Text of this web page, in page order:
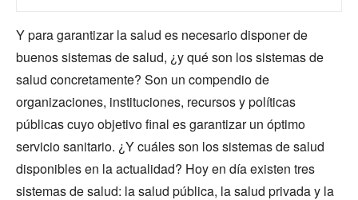
Y para garantizar la salud es necesario disponer de
buenos sistemas de salud, ¿y qué son los sistemas de
salud concretamente? Son un compendio de
organizaciones, instituciones, recursos y políticas
públicas cuyo objetivo final es garantizar un óptimo
servicio sanitario. ¿Y cuáles son los sistemas de salud
disponibles en la actualidad? Hoy en día existen tres
sistemas de salud: la salud pública, la salud privada y la